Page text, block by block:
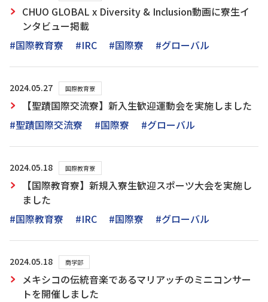
CHUO GLOBAL x Diversity & Inclusion動画に寮生イ
ンタビュー掲載
#国際教育寮
#IRC #国際寮 #グローバル
2024.05.27 国際教育寮
【聖蹟国際交流寮】新入生歓迎運動会を実施しました
#聖蹟国際交流寮
#国際寮 #グローバル
2024.05.18 国際教育寮
【国際教育寮】新規入寮生歓迎スポーツ大会を実施し
ました
#国際教育寮
#IRC #国際寮 #グローバル
2024.05.18 商学部
メキシコの伝統音楽であるマリアッチのミニコンサー
トを開催しました